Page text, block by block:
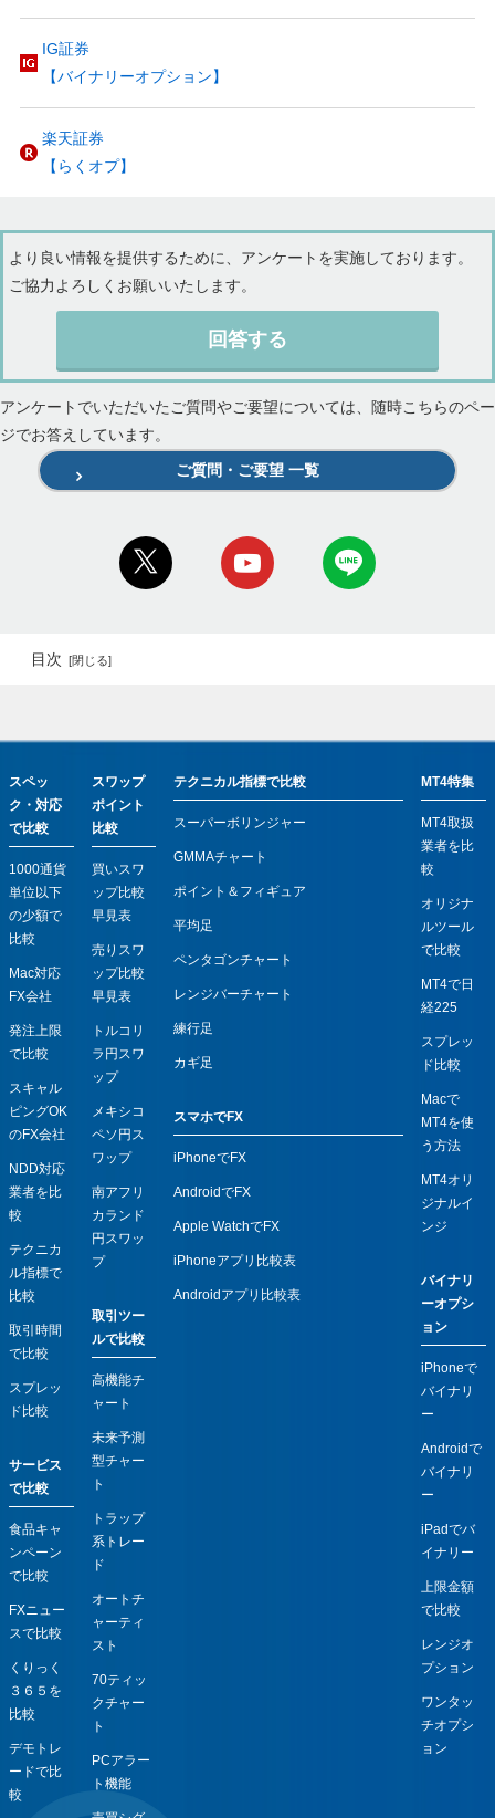
IG証券
【バイナリーオプション】
楽天証券
【らくオプ】
より良い情報を提供するために、アンケートを実施しております。
ご協力よろしくお願いいたします。
回答する
アンケートでいただいたご質問やご要望については、随時こちらのペー
ジでお答えしています。
ご質問・ご要望 一覧
目次
スペッ
ク・対応
で比較
1000通貨
単位以下
の少額で
比較
Mac対応
FX会社
発注上限
で比較
スキャル
ピングOK
のFX会社
NDD対応
業者を比
較
テクニカ
ル指標で
比較
取引時間
で比較
スプレッ
ド比較
サービス
で比較
食品キャ
ンペーン
で比較
FXニュー
スで比較
くりっく
３６５を
比較
デモトレ
ードで比
較
スワップ
ポイント
比較
買いスワ
ップ比較
早見表
売りスワ
ップ比較
早見表
トルコリ
ラ円スワ
ップ
メキシコ
ペソ円ス
ワップ
南アフリ
カランド
円スワッ
プ
取引ツー
ルで比較
高機能チ
ャート
未来予測
型チャー
ト
トラップ
系トレー
ド
オートチ
ャーティ
スト
70ティッ
クチャー
ト
PCアラー
ト機能
テクニカル指標で比較
スーパーボリンジャー
GMMAチャート
ポイント＆フィギュア
平均足
ペンタゴンチャート
レンジバーチャート
練行足
カギ足
スマホでFX
iPhoneでFX
AndroidでFX
Apple WatchでFX
iPhoneアプリ比較表
Androidアプリ比較表
MT4特集
MT4取扱
業者を比
較
オリジナ
ルツール
で比較
MT4で日
経225
スプレッ
ド比較
Macで
MT4を使
う方法
MT4オリ
ジナルイ
ンジ
バイナリ
ーオプシ
ョン
iPhoneで
バイナリ
ー
Androidで
バイナリ
ー
iPadでバ
イナリー
上限金額
で比較
レンジオ
プション
ワンタッ
チオプシ
ョン